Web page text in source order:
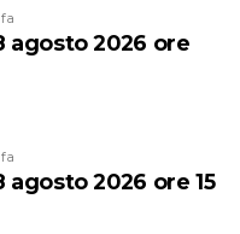
la somministrazione
di intrattenimento
di prevenire
assembramenti e
agosto 2026 ore
agosto 2026 ore 15